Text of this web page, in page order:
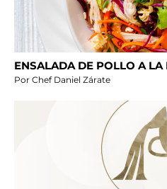
ENSALADA DE POLLO A
Por Chef Daniel Zárate